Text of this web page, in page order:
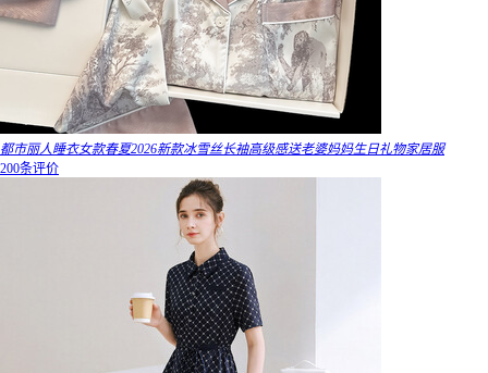
都市丽人睡衣女款春夏2026新款冰雪丝长袖高级感送老婆妈妈生日礼物家居服
200条评价